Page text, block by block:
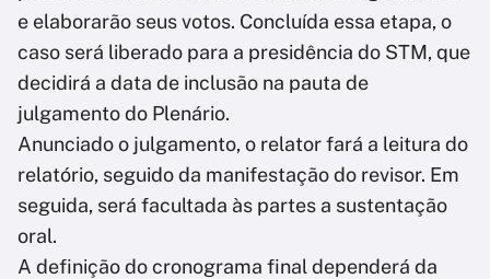
e elaborarão seus votos. Concluída essa etapa, o
caso será liberado para a presidência do STM, que
decidirá a data de inclusão na pauta de
julgamento do Plenário.
Anunciado o julgamento, o relator fará a leitura do
relatório, seguido da manifestação do revisor. Em
seguida, será facultada às partes a sustentação
oral.
A definição do cronograma final dependerá da